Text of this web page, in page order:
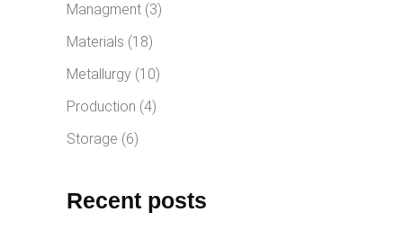
Managment (3)
Materials (18)
Metallurgy (10)
Production (4)
Storage (6)
Recent posts